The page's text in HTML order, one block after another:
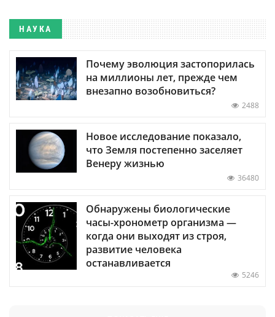
НАУКА
Почему эволюция застопорилась
на миллионы лет, прежде чем
внезапно возобновиться?
2488
Новое исследование показало,
что Земля постепенно заселяет
Венеру жизнью
36480
Обнаружены биологические
часы-хронометр организма —
когда они выходят из строя,
развитие человека
останавливается
5246